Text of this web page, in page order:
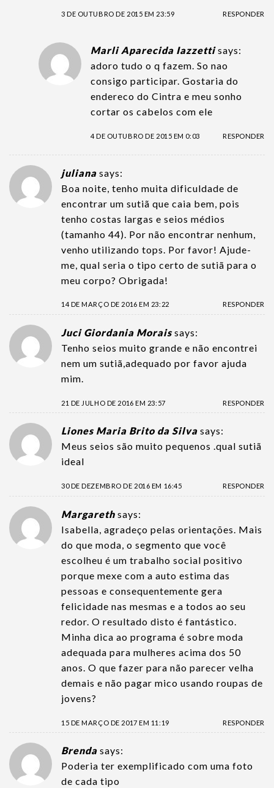
3 DE OUTUBRO DE 2015 EM 23:59 RESPONDER
Marli Aparecida Iazzetti says:
adoro tudo o q fazem. So nao
consigo participar. Gostaria do
endereco do Cintra e meu sonho
cortar os cabelos com ele
4 DE OUTUBRO DE 2015 EM 0:03 RESPONDER
juliana says:
Boa noite, tenho muita dificuldade de
encontrar um sutiã que caia bem, pois
tenho costas largas e seios médios
(tamanho 44). Por não encontrar nenhum,
venho utilizando tops. Por favor! Ajude-
me, qual seria o tipo certo de sutiã para o
meu corpo? Obrigada!
14 DE MARÇO DE 2016 EM 23:22 RESPONDER
Juci Giordania Morais says:
Tenho seios muito grande e não encontrei
nem um sutiã,adequado por favor ajuda
mim.
21 DE JULHO DE 2016 EM 23:57 RESPONDER
Liones Maria Brito da Silva says:
Meus seios são muito pequenos .qual sutiã
ideal
30 DE DEZEMBRO DE 2016 EM 16:45 RESPONDER
Margareth says:
Isabella, agradeço pelas orientações. Mais
do que moda, o segmento que você
escolheu é um trabalho social positivo
porque mexe com a auto estima das
pessoas e consequentemente gera
felicidade nas mesmas e a todos ao seu
redor. O resultado disto é fantástico.
Minha dica ao programa é sobre moda
adequada para mulheres acima dos 50
anos. O que fazer para não parecer velha
demais e não pagar mico usando roupas de
jovens?
15 DE MARÇO DE 2017 EM 11:19 RESPONDER
Brenda says:
Poderia ter exemplificado com uma foto
de cada tipo